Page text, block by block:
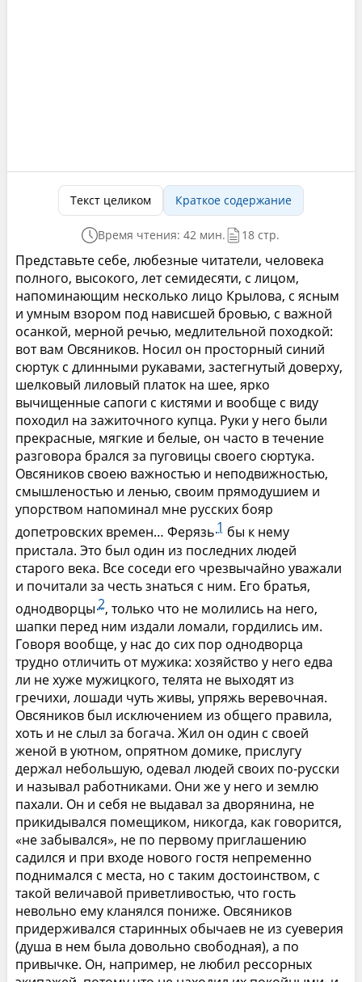
Текст целиком Краткое содержание
Время чтения: 42 мин. 18 стр.
Представьте себе, любезные читатели, человека
полного, высокого, лет семидесяти, с лицом,
напоминающим несколько лицо Крылова, с ясным
и умным взором под нависшей бровью, с важной
осанкой, мерной речью, медлительной походкой:
вот вам Овсяников. Носил он просторный синий
сюртук с длинными рукавами, застегнутый доверху,
шелковый лиловый платок на шее, ярко
вычищенные сапоги с кистями и вообще с виду
походил на зажиточного купца. Руки у него были
прекрасные, мягкие и белые, он часто в течение
разговора брался за пуговицы своего сюртука.
Овсяников своею важностью и неподвижностью,
смышленостью и ленью, своим прямодушием и
упорством напоминал мне русских бояр
допетровских времен… Ферязь1 бы к нему
пристала. Это был один из последних людей
старого века. Все соседи его чрезвычайно уважали
и почитали за честь знаться с ним. Его братья,
однодворцы2, только что не молились на него,
шапки перед ним издали ломали, гордились им.
Говоря вообще, у нас до сих пор однодворца
трудно отличить от мужика: хозяйство у него едва
ли не хуже мужицкого, телята не выходят из
гречихи, лошади чуть живы, упряжь веревочная.
Овсяников был исключением из общего правила,
хоть и не слыл за богача. Жил он один с своей
женой в уютном, опрятном домике, прислугу
держал небольшую, одевал людей своих по-русски
и называл работниками. Они же у него и землю
пахали. Он и себя не выдавал за дворянина, не
прикидывался помещиком, никогда, как говорится,
«не забывался», не по первому приглашению
садился и при входе нового гостя непременно
поднимался с места, но с таким достоинством, с
такой величавой приветливостью, что гость
невольно ему кланялся пониже. Овсяников
придерживался старинных обычаев не из суеверия
(душа в нем была довольно свободная), а по
привычке. Он, например, не любил рессорных